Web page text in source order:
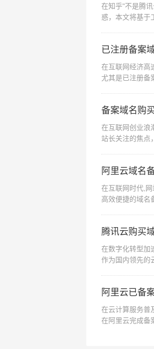
在知乎"不是腾
惑，本文将基于
已注册备案
在互联网经济高
尤其是已注册备
备案域名购
在互联网创业浪
站长关注的焦点
阿里云域名
在互联网时代,
高效便捷的域名
腾讯云购买
在数字化转型加
作为国内领先的
阿里云已备
在云计算服务普
在阿里云完成备